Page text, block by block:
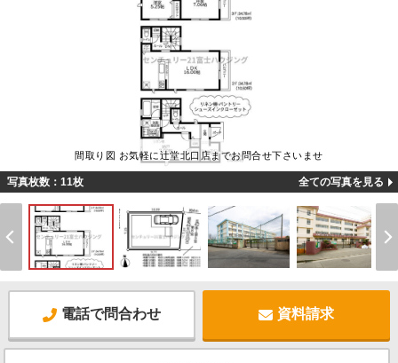
間取り図 お気軽に辻堂北口店までお問合せ下さいませ
写真枚数：11枚 全ての写真を見る
電話で問合わせ 資料請求